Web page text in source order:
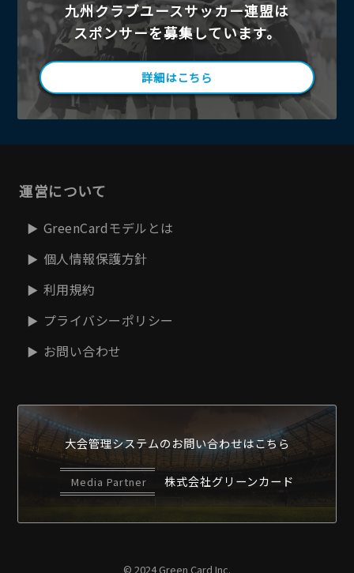
九州クラブユースサッカー連盟は
スポンサーを募集しています。
詳細はこちら
運営について
GreenCardモデルとは
個人情報保護方針
利用規約
プライバシーポリシー
お問い合わせ
大会管理システムのお問い合わせはこちら
Media Partner 株式会社グリーンカード
© 2024 Green Card Inc.